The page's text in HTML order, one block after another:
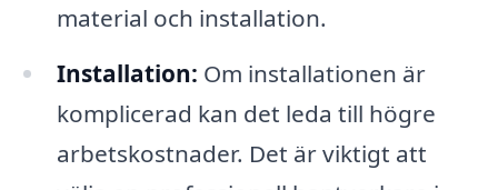
material och installation.
Installation: Om installationen är
komplicerad kan det leda till högre
arbetskostnader. Det är viktigt att